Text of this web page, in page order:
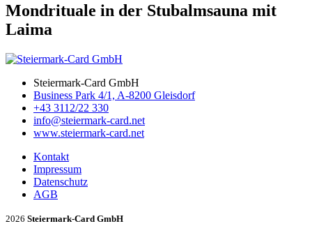
Mondrituale in der Stubalmsauna mit
Laima
Steiermark-Card GmbH
Business Park 4/1, A-8200 Gleisdorf
+43 3112/22 330
info@steiermark-card.net
www.steiermark-card.net
Kontakt
Impressum
Datenschutz
AGB
2026 Steiermark-Card GmbH